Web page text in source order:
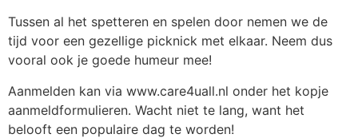
Tussen al het spetteren en spelen door nemen we de
tijd voor een gezellige picknick met elkaar. Neem dus
vooral ook je goede humeur mee!
Aanmelden kan via www.care4uall.nl onder het kopje
aanmeldformulieren. Wacht niet te lang, want het
belooft een populaire dag te worden!